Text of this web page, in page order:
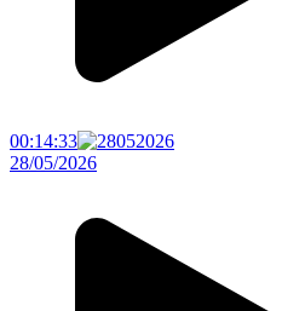
00:14:33
28/05/2026